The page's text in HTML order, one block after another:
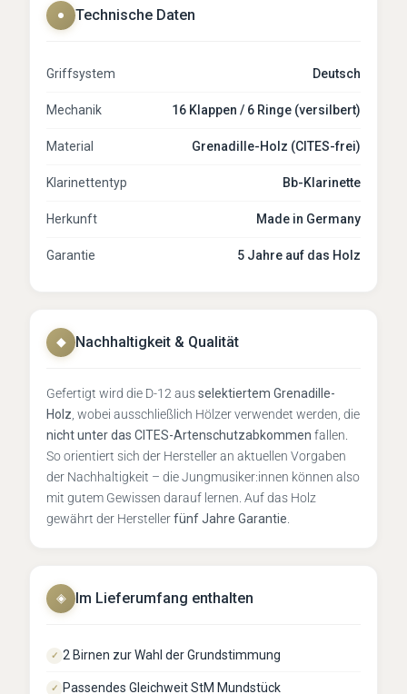
● Technische Daten
Griffsystem Deutsch
Mechanik 16 Klappen / 6 Ringe (versilbert)
Material Grenadille-Holz (CITES-frei)
Klarinettentyp Bb-Klarinette
Herkunft Made in Germany
Garantie 5 Jahre auf das Holz
◆ Nachhaltigkeit & Qualität
Gefertigt wird die D-12 ausselektiertem Grenadille-
Holz , wobei ausschließlich Hölzer verwendet werden, die
nicht unter das CITES-Artenschutzabkommen fallen.
So orientiert sich der Hersteller an aktuellen Vorgaben
der Nachhaltigkeit – die Jungmusiker:innen können also
mit gutem Gewissen darauf lernen. Auf das Holz
gewährt der Herstellerfünf Jahre Garantie
◈ Im Lieferumfang enthalten
✓ 2 Birnen zur Wahl der Grundstimmung
✓ Passendes Gleichweit StM Mundstück